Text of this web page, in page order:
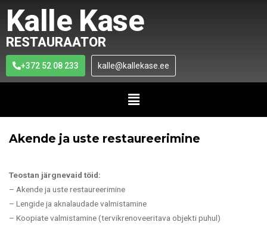
Kalle Kase
RESTAURAATOR
+372 52 08 233 kalle@kallekase.ee
Akende ja uste restaureerimine
Teostan järgnevaid töid:
– Akende ja uste restaureerimine
– Lengide ja aknalaudade valmistamine
– Koopiate valmistamine (tervikrenoveeritava objekti puhul)